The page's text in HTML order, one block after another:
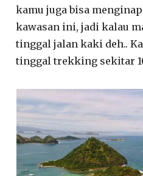
kamu juga bisa
kawasan ini, jadi kalau
tinggal jalan kaki deh..
tinggal trekking sekitar